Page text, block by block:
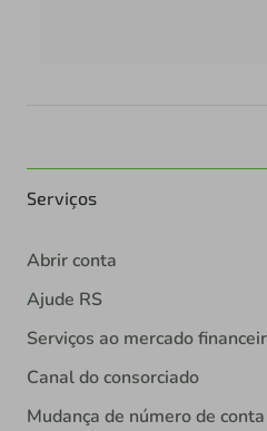
Serviços
Abrir conta
Ajude RS
Serviços ao mercado
Canal do consorciado
Mudança de número de conta